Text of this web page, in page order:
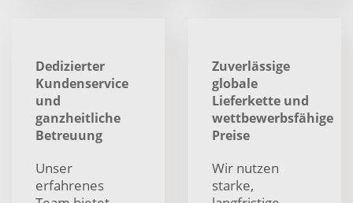
Dedizierter
Kundenservice
und
ganzheitliche
Betreuung
Unser
erfahrenes
Zuverlässige
globale
Lieferkette und
wettbewerbsfähige
Preise
Wir nutzen
starke,